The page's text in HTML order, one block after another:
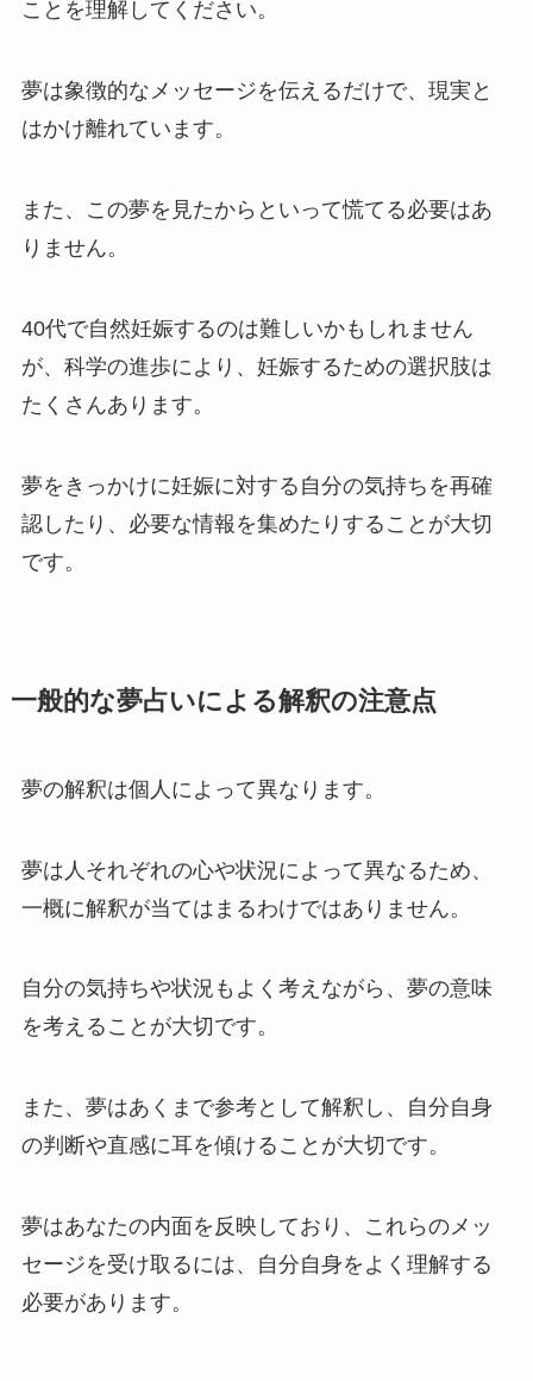
ことを理解してください。
夢は象徴的なメッセージを伝えるだけで、現実と
はかけ離れています。
また、この夢を見たからといって慌てる必要はあ
りません。
40代で自然妊娠するのは難しいかもしれません
が、科学の進歩により、妊娠するための選択肢は
たくさんあります。
夢をきっかけに妊娠に対する自分の気持ちを再確
認したり、必要な情報を集めたりすることが大切
です。
一般的な夢占いによる解釈の注意点
夢の解釈は個人によって異なります。
夢は人それぞれの心や状況によって異なるため、
一概に解釈が当てはまるわけではありません。
自分の気持ちや状況もよく考えながら、夢の意味
を考えることが大切です。
また、夢はあくまで参考として解釈し、自分自身
の判断や直感に耳を傾けることが大切です。
夢はあなたの内面を反映しており、これらのメッ
セージを受け取るには、自分自身をよく理解する
必要があります。